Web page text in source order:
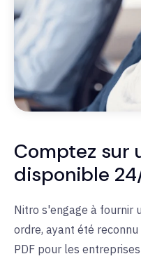
Comptez sur
disponible
Nitro s'engage à fournir
ordre, ayant été
PDF pour les